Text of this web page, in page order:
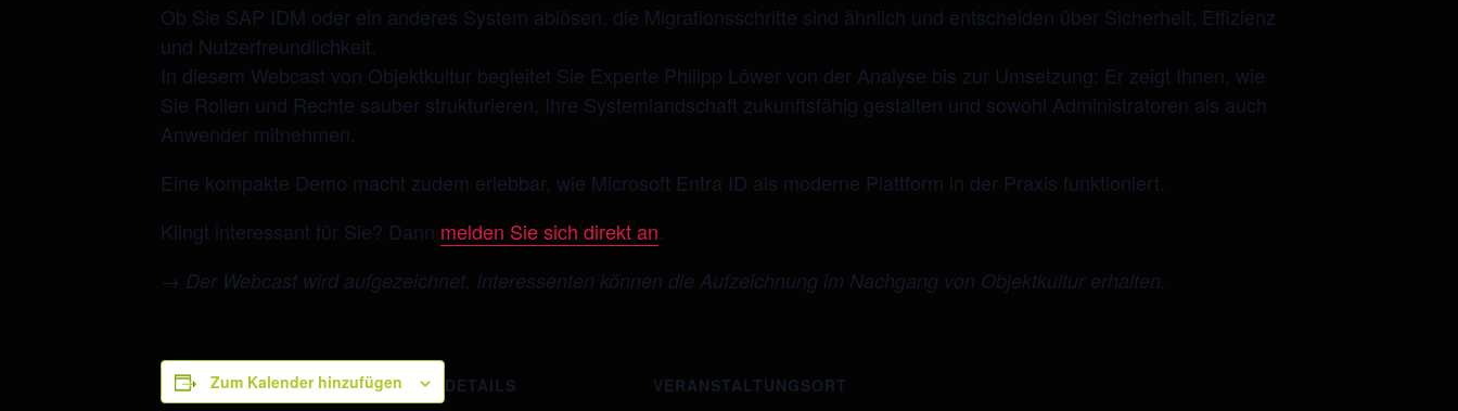
Ob Sie SAP IDM oder ein anderes System ablösen, die Migrationsschritte sind ähnlich und entscheiden über Sicherheit, Effizienz
und Nutzerfreundlichkeit.
In diesem Webcast von Objektkultur begleitet Sie Experte Philipp Löwer von der Analyse bis zur Umsetzung: Er zeigt Ihnen, wie
Sie Rollen und Rechte sauber strukturieren, Ihre Systemlandschaft zukunftsfähig gestalten und sowohl Administratoren als auch
Anwender mitnehmen.
Eine kompakte Demo macht zudem erlebbar, wie Microsoft Entra ID als moderne Plattform in der Praxis funktioniert.
Klingt interessant für Sie? Dann melden Sie sich direkt an.
→ Der Webcast wird aufgezeichnet. Interessenten können die Aufzeichnung im Nachgang von Objektkultur erhalten.
Zum Kalender hinzufügen
DETAILS
VERANSTALTUNGSORT